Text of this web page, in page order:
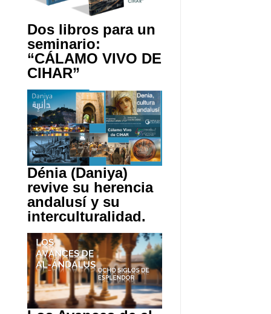
Dos libros para un
seminario:
“CÁLAMO VIVO DE
CIHAR”
Dénia (Daniya)
revive su herencia
andalusí y su
interculturalidad.